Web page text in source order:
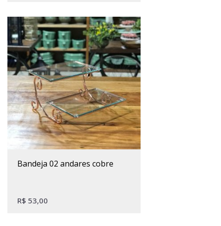
bandeja 02 andares cobre
R$ 53,00